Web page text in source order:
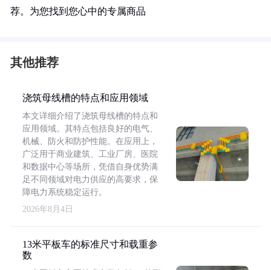
荐。为您找到您心中的专属商品
其他推荐
浇筑母线槽的特点和应用领域
本文详细介绍了浇筑母线槽的特点和
应用领域。其特点包括良好的电气、
机械、防火和防护性能。在应用上，
广泛用于商业建筑、工业厂房、医院
和数据中心等场所，凭借自身优势满
足不同领域对电力供应的高要求，保
障电力系统稳定运行。
2026年8月4日
13米平板车的标准尺寸和载重参
数